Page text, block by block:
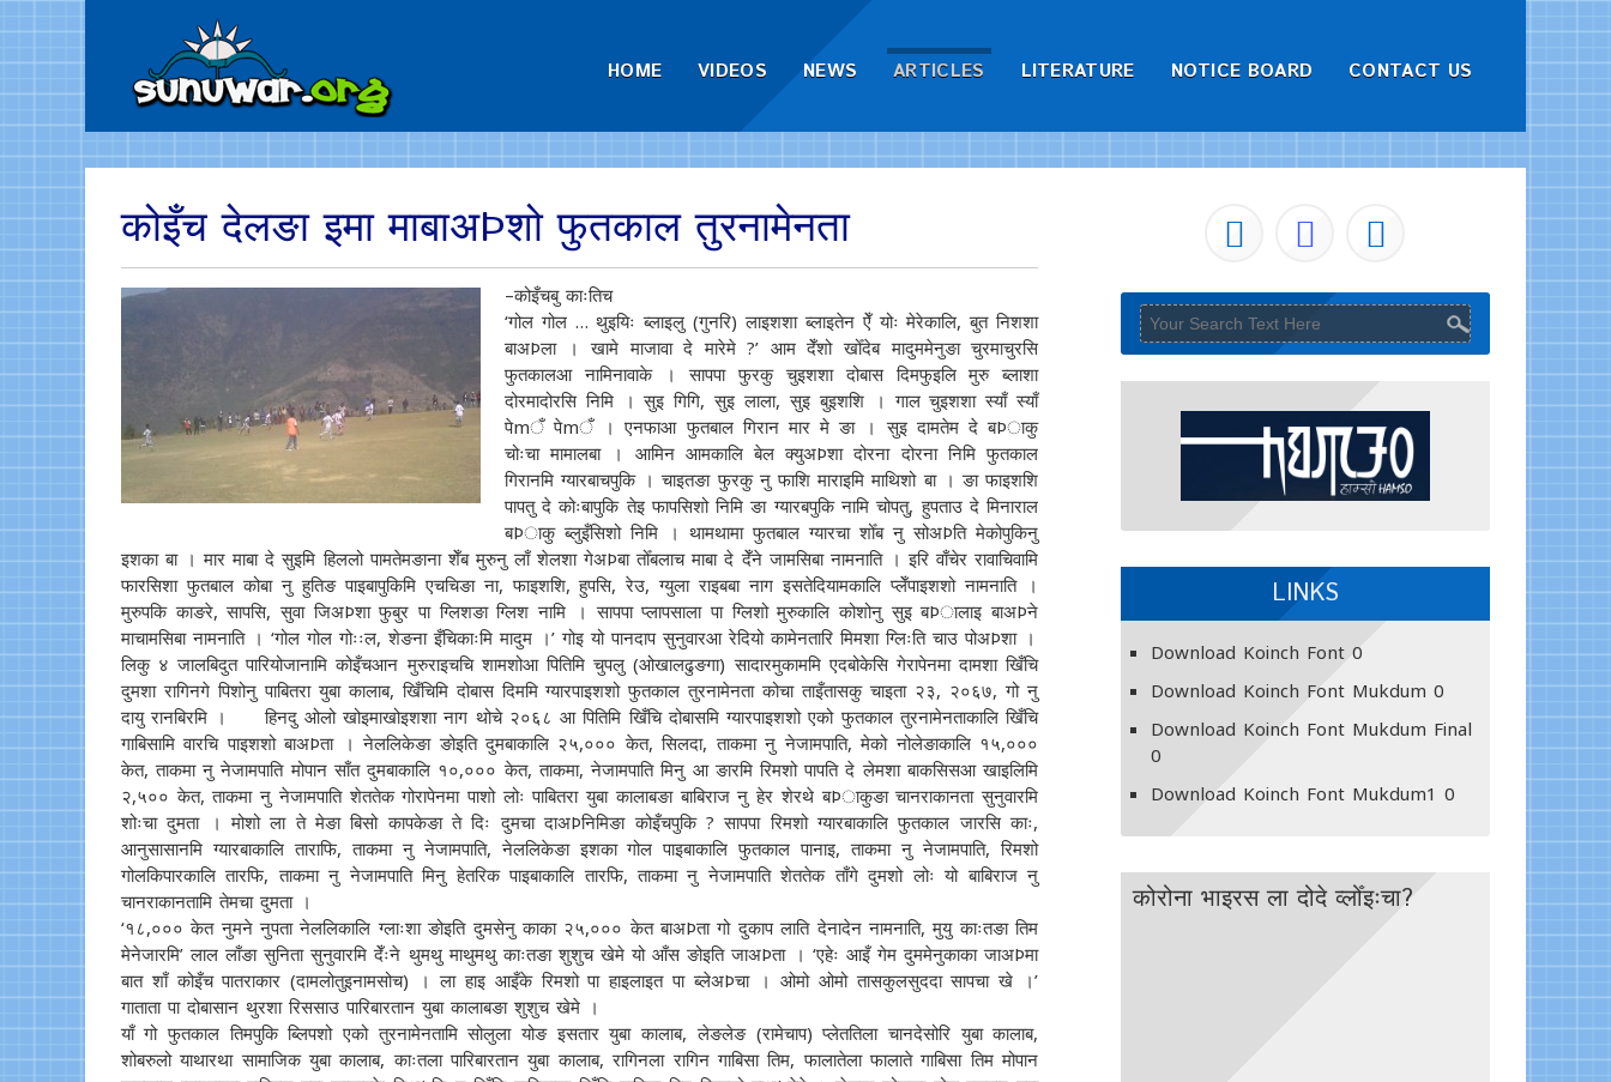
HOME VIDEOS NEWS ARTICLES LITERATURE NOTICE BOARD CONTACT US
कोइँच देलङा इमा माबाअÞशो फुतकाल तुरनामेनता
–कोइँचबु काःतिच
‘गोल गोल … थुइयिः ब्लाइलु (गुनरि) लाइशशा ब्लाइतेन ऐँ योः मेरेकालि, बुत निशशा
बाअÞला । खामे माजावा दे मारेमे ?’ आम देँशो खोँदेब मादुममेनुङा चुरमाचुरसि
फुतकालआ नामिनावाके । सापपा फुरकु चुइशशा दोबास दिमफुइलि मुरु ब्लाशा
दोरमादोरसि निमि । सुइ गिगि, सुइ लाला, सुइ बुइशशि । गाल चुइशशा स्याँ स्याँ
पेmँ पेmँ । एनफाआ फुतबाल गिरान मार मे ङा । सुइ दामतेम दे बÞाकु
चोःचा मामालबा । आमिन आमकालि बेल क्युअÞशा दोरना दोरना निमि फुतकाल
गिरानमि ग्यारबाचपुकि । चाइतङा फुरकु नु फाशि माराइमि माथिशो बा । ङा फाइशशि
पापतु दे कोःबापुकि तेइ फापसिशो निमि ङा ग्यारबपुकि नामि चोपतु, हुपताउ दे मिनाराल
बÞाकु ब्लुइँसिशो निमि । थामथामा फुतबाल ग्यारचा शोँब नु सोअÞति मेकोपुकिनु
इशका बा । मार माबा दे सुइमि हिललो पामतेमङाना शेँब मुरुनु लाँ शेलशा गेअÞबा तोँबलाच माबा दे देँने जामसिबा नामनाति । इरि वाँचेर रावाचिवामि
फारसिशा फुतबाल कोबा नु हुतिङ पाइबापुकिमि एचचिङा ना, फाइशशि, हुपसि, रेउ, ग्युला राइबबा नाग इसतेदियामकालि प्लेँपाइशशो नामनाति ।
मुरुपकि काङरे, सापसि, सुवा जिअÞशा फुबुर पा ग्लिशङा ग्लिश नामि । सापपा प्लापसाला पा ग्लिशो मुरुकालि कोशोनु सुइ बÞालाइ बाअÞने
माचामसिबा नामनाति । ‘गोल गोल गोःःल, शेङना इँचिकाःमि मादुम ।’ गोइ यो पानदाप सुनुवारआ रेदियो कामेनतारि मिमशा ग्लिःति चाउ पोअÞशा ।
लिकु ४ जालबिदुत पारियोजानामि कोइँचआन मुरुराइचचि शामशोआ पितिमि चुपलु (ओखालढुङगा) सादारमुकाममि एदबोकेसि गेरापेनमा दामशा खिँचि
दुमशा रागिनगे पिशोनु पाबितरा युबा कालाब, खिँचिमि दोबास दिममि ग्यारपाइशशो फुतकाल तुरनामेनता कोचा ताइँतासकु चाइता २३, २०६७, गो नु
दायु रानबिरमि । हिनदु ओलो खोइमाखोइशशा नाग थोचे २०६८ आ पितिमि खिँचि दोबासमि ग्यारपाइशशो एको फुतकाल तुरनामेनताकालि खिँचि
गाबिसामि वारचि पाइशशो बाअÞता । नेललिकेङा ङोइति दुमबाकालि २५,००० केत, सिलदा, ताकमा नु नेजामपाति, मेको नोलेङाकालि १५,०००
केत, ताकमा नु नेजामपाति मोपान साँत दुमबाकालि १०,००० केत, ताकमा, नेजामपाति मिनु आ ङारमि रिमशो पापति दे लेमशा बाकसिसआ खाइलिमि
२,५०० केत, ताकमा नु नेजामपाति शेततेक गोरापेनमा पाशो लोः पाबितरा युबा कालाबङा बाबिराज नु हेर शेरथे बÞाकुङा चानराकानता सुनुवारमि
शोःचा दुमता । मोशो ला ते मेङा बिसो कापकेङा ते दिः दुमचा दाअÞनिमिङा कोइँचपुकि ? सापपा रिमशो ग्यारबाकालि फुतकाल जारसि काः,
आनुसासानमि ग्यारबाकालि ताराफि, ताकमा नु नेजामपाति, नेललिकेङा इशका गोल पाइबाकालि फुतकाल पानाइ, ताकमा नु नेजामपाति, रिमशो
गोलकिपारकालि तारफि, ताकमा नु नेजामपाति मिनु हेतरिक पाइबाकालि तारफि, ताकमा नु नेजामपाति शेततेक ताँगे दुमशो लोः यो बाबिराज नु
चानराकानतामि तेमचा दुमता ।
‘१८,००० केत नुमने नुपता नेललिकालि ग्लाःशा ङोइति दुमसेनु काका २५,००० केत बाअÞता गो दुकाप लाति देनादेन नामनाति, मुयु काःतङा तिम
मेनेजारमि’ लाल लाँङा सुनिता सुनुवारमि देँःने थुमथु माथुमथु काःतङा शुशुच खेमे यो आँस ङोइति जाअÞता । ‘एहेः आइँ गेम दुममेनुकाका जाअÞमा
बात शाँ कोइँच पातराकार (दामलोतुइनामसोच) । ला हाइ आइँके रिमशो पा हाइलाइत पा ब्लेअÞचा । ओमो ओमो तासकुलसुददा सापचा खे ।’
गाताता पा दोबासान थुरशा रिससाउ पारिबारतान युबा कालाबङा शुशुच खेमे ।
याँ गो फुतकाल तिमपुकि ब्लिपशो एको तुरनामेनतामि सोलुला योङ इसतार युबा कालाब, लेङलेङ (रामेचाप) प्लेततिला चानदेसोरि युबा कालाब,
शोबरुलो याथारथा सामाजिक युबा कालाब, काःतला पारिबारतान युबा कालाब, रागिनला रागिन गाबिसा तिम, फालातेला फालाते गाबिसा तिम मोपान
LINKS
Download Koinch Font0
Download Koinch Font Mukdum 0
Download Koinch Font Mukdum Final
0
Download Koinch Font Mukdum1 0
कोरोना भाइरस ला दोदे व्लोँइःचा?